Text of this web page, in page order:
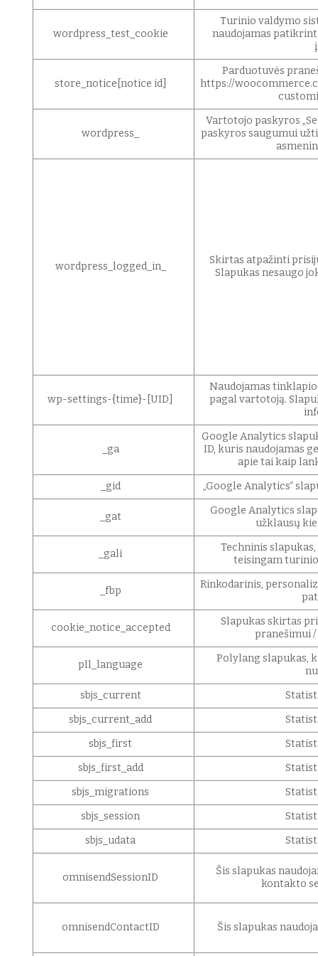
wordpress_test_cookie
Turinio valdymo
naudojamas
store_notice[notice id]
Parduotuvės
https://
wordpress_
Vartotojo paskyros
paskyros saugumui
wordpress_logged_in_
Skirtas atpažinti
Slapukas nesaugo
wp-settings-{time}-[UID]
Naudojamas
pagal vartotoją.
_ga
Google Analytics
ID, kuris naudojamas
apie tai kaip
_gid
„Google Analytics“
_gat
Google Analytics
užklausų
_gali
Techninis
teisingam
_fbp
Rinkodarinis,
cookie_notice_accepted
Slapukas skirtas
pranešimui
pll_language
Polylang slapukas,
sbjs_current
sbjs_current_add
sbjs_first
sbjs_first_add
sbjs_migrations
sbjs_session
sbjs_udata
omnisendSessionID
Šis slapukas
kontakto
omnisendContactID Šis slapukas